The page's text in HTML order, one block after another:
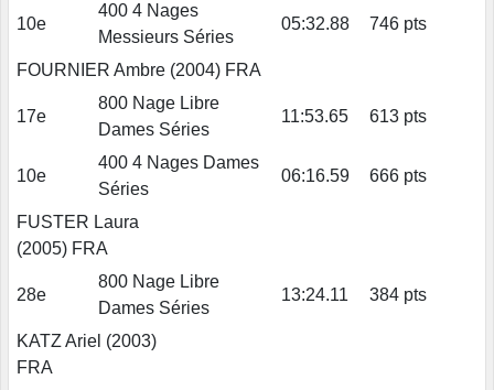
10e
400 4 Nages
Messieurs Séries
05:32.88 746 pts
FOURNIER Ambre (2004) FRA
17e
800 Nage Libre
Dames Séries
11:53.65 613 pts
10e
400 4 Nages Dames
Séries
06:16.59 666 pts
FUSTER Laura
(2005) FRA
28e
800 Nage Libre
Dames Séries
13:24.11 384 pts
KATZ Ariel (2003)
FRA